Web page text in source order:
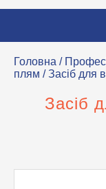
Пральні
Сушильні
Прасувальні
Головна /
плям / Засіб для
Засіб